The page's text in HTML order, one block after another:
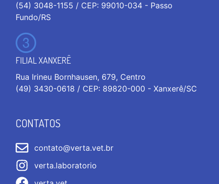
(54) 3048-1155 / CEP: 99010-034 - Passo
Fundo/RS
FILIAL XANXERÊ
Rua Irineu Bornhausen, 679, Centro
(49) 3430-0618 / CEP: 89820-000 - Xanxerê/SC
CONTATOS
contato@verta.vet.br
verta.laboratorio